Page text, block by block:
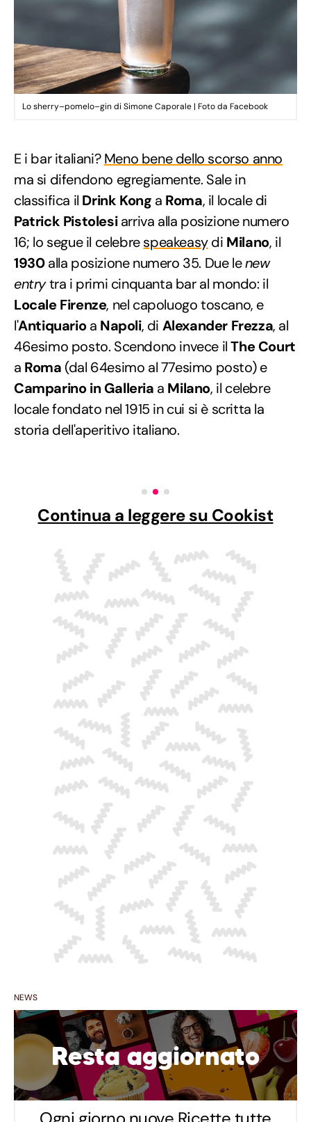
Lo sherry–pomelo–gin di Simone Caporale | Foto da Facebook
E i bar italiani?Meno bene dello scorso anno
ma si difendono egregiamente. Sale in
classifica il Drink Kong a Roma, il locale di
Patrick Pistolesiarriva alla posizione numero
16; lo segue il celebrespeakeasydi Milano, il
1930alla posizione numero 35. Due lenew
entrytra i primi cinquanta bar al mondo: il
Locale Firenze, nel capoluogo toscano, e
l'Antiquarioa Napoli, di Alexander Frezza, al
46esimo posto. Scendono invece ilThe Court
a Roma (dal 64esimo al 77esimo posto) e
Camparino in Galleria a Milano, il celebre
locale fondato nel 1915 in cui si è scritta la
storia dell'aperitivo italiano.
Continua a leggere su Cookist
NEWS
Resta aggiornato